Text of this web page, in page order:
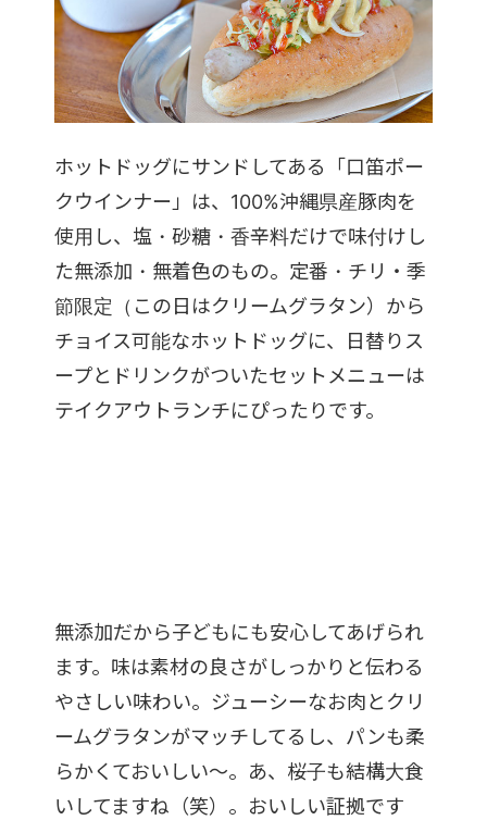
ホットドッグにサンドしてある「口笛ポー
クウインナー」は、100%沖縄県産豚肉を
使用し、塩・砂糖・香辛料だけで味付けし
た無添加・無着色のもの。定番・チリ・季
節限定（この日はクリームグラタン）から
チョイス可能なホットドッグに、日替りス
ープとドリンクがついたセットメニューは
テイクアウトランチにぴったりです。
無添加だから子どもにも安心してあげられ
ます。味は素材の良さがしっかりと伝わる
やさしい味わい。ジューシーなお肉とクリ
ームグラタンがマッチしてるし、パンも柔
らかくておいしい〜。あ、桜子も結構大食
いしてますね（笑）。おいしい証拠です